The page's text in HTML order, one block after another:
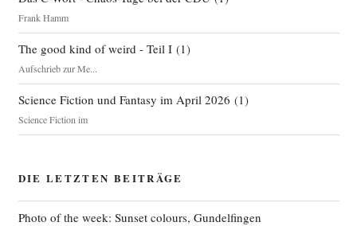
Frank Hamm
The good kind of weird - Teil I(1)
Aufschrieb zur Me...
Science Fiction und Fantasy im April 2026 (1)
Science Fiction im
DIE LETZTEN BEITRÄGE
Photo of the week: Sunset colours, Gundelfingen